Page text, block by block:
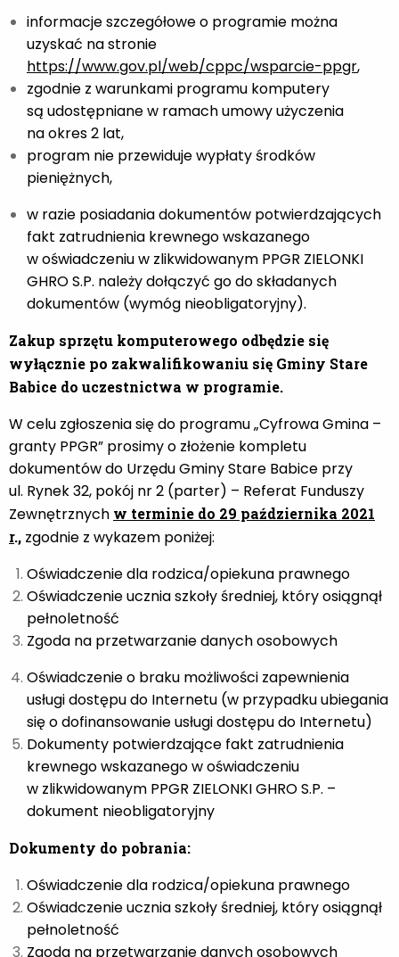
informacje szczegółowe o programie można
uzyskać na stronie
https://www.gov.pl/web/cppc/wsparcie-ppgr,
zgodnie z warunkami programu komputery
są udostępniane w ramach umowy użyczenia
na okres 2 lat,
program nie przewiduje wypłaty środków
pieniężnych,
w razie posiadania dokumentów potwierdzających
fakt zatrudnienia krewnego wskazanego
w oświadczeniu w zlikwidowanym PPGR ZIELONKI
GHRO S.P. należy dołączyć go do składanych
dokumentów (wymóg nieobligatoryjny).
Zakup sprzętu komputerowego odbędzie się
wyłącznie po zakwalifikowaniu się Gminy Stare
Babice do uczestnictwa w programie.
W celu zgłoszenia się do programu „Cyfrowa Gmina –
granty PPGR” prosimy o złożenie kompletu
dokumentów do Urzędu Gminy Stare Babice przy
ul. Rynek 32, pokój nr 2 (parter) – Referat Funduszy
Zewnętrznych w terminie do 29 października 2021
r., zgodnie z wykazem poniżej:
Oświadczenie dla rodzica/opiekuna prawnego
Oświadczenie ucznia szkoły średniej, który osiągnął
pełnoletność
Zgoda na przetwarzanie danych osobowych
Oświadczenie o braku możliwości zapewnienia
usługi dostępu do Internetu (w przypadku ubiegania
się o dofinansowanie usługi dostępu do Internetu)
Dokumenty potwierdzające fakt zatrudnienia
krewnego wskazanego w oświadczeniu
w zlikwidowanym PPGR ZIELONKI GHRO S.P. –
dokument nieobligatoryjny
Dokumenty do pobrania:
Oświadczenie dla rodzica/opiekuna prawnego
Oświadczenie ucznia szkoły średniej, który osiągnął
pełnoletność
Zgoda na przetwarzanie danych osobowych